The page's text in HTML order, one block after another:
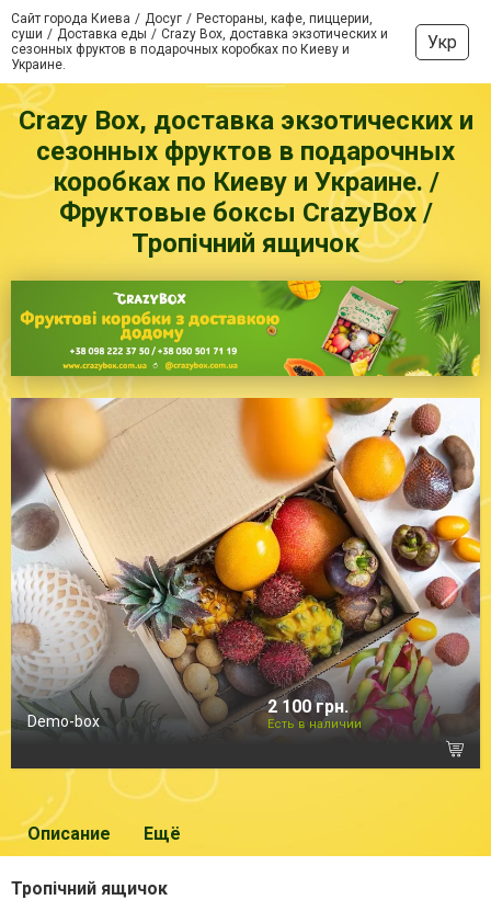
Сайт города Киева Досуг
Рестораны, кафе, пиццерии,
суши
Доставка еды
Crazy Box, доставка экзотических и
сезонных фруктов в подарочных коробках по Киеву и
Украине.
Укр
Crazy Box, доставка экзотических и
сезонных фруктов в подарочных
коробках по Киеву и Украине. /
Фруктовые боксы CrazyBox /
Тропічний ящичок
Demo-box
2 100 грн.
Есть в наличии
Описание Ещё
Тропічний ящичок